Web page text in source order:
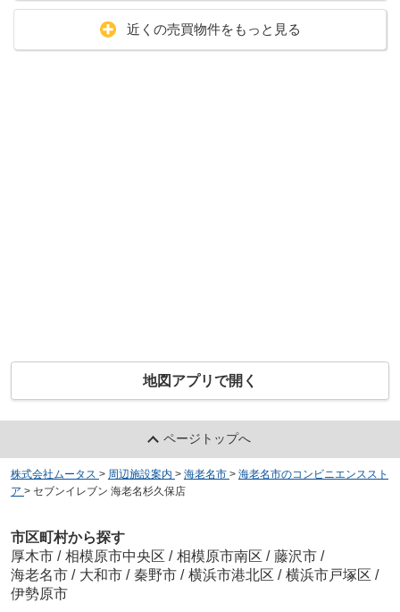
近くの売買物件をもっと見る
地図アプリで開く
ページトップへ
株式会社ムータス > 周辺施設案内 > 海老名市 > 海老名市のコンビニエンススト
ア > セブンイレブン 海老名杉久保店
市区町村から探す
厚木市 / 相模原市中央区 / 相模原市南区 / 藤沢市 /
海老名市 / 大和市 / 秦野市 / 横浜市港北区 / 横浜市戸塚区 /
伊勢原市